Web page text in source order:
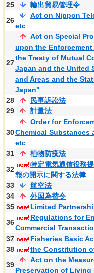
25
輸出貿易管理令
26
Act on Nippon
etc
27
Act on Special
upon the
the Treaty of Mutual
Japan and the United
and Areas and the
Japan"
28
民事訴訟法
29
計量法
30
Order for
Chemical Substances
etc
31
植物防疫法
32
特定電気通信役務
報の開示に関する法律
33
航空法
34
外国為替令
35
Limited
36
Regulations for
Commercial
37
Fisheries Basic
38
the Constitution
39
Act on the
Preservation of Living